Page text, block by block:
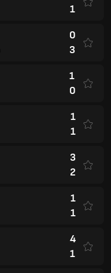
1
0
3
1
0
1
1
3
2
1
1
4
1